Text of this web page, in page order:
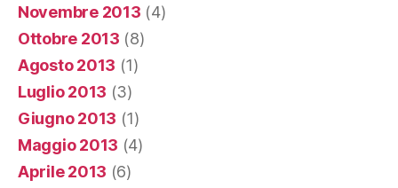
Novembre 2013 (4)
Ottobre 2013 (8)
Agosto 2013 (1)
Luglio 2013 (3)
Giugno 2013 (1)
Maggio 2013 (4)
Aprile 2013 (6)